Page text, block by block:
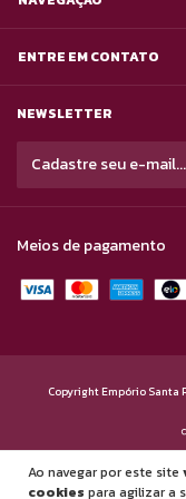
Ao navegar por este site
cookies para agilizar a
ENTRE EM CONTATO
NEWSLETTER
Meios de pagamento
Copyright Empório Santa